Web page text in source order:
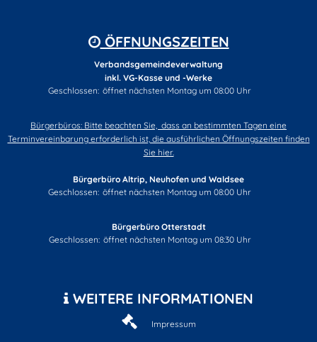
ÖFFNUNGSZEITEN
Verbandsgemeindeverwaltung
inkl. VG-Kasse und -Werke
Klicken, um weitere Öffnungs- oder Schließzeiten auszublenden
Geschlossen: öffnet nächsten Montag um 08:00 Uhr
Bürgerbüros: Bitte beachten Sie, dass an bestimmten Tagen eine
Terminvereinbarung erforderlich ist, die ausführlichen Öffnungszeiten finden
Sie hier.
Bürgerbüro Altrip, Neuhofen und Waldsee
Klicken, um weitere Öffnungs- oder Schließzeiten auszublenden
Geschlossen: öffnet nächsten Montag um 08:00 Uhr
Bürgerbüro Otterstadt
Klicken, um weitere Öffnungs- oder Schließzeiten auszublenden
Geschlossen: öffnet nächsten Montag um 08:30 Uhr
WEITERE INFORMATIONEN
Impressum